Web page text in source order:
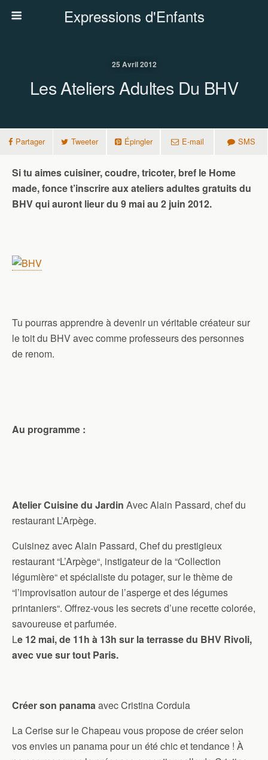
Expressions d'Enfants
25 Avril 2012
Les Ateliers Adultes Du BHV
Partager Tweeter Épingler E-mail SMS
Si tu aimes cuisiner, coudre, tricoter, bref le Home
made, fonce t’inscrire aux ateliers adultes gratuits du
BHV qui auront lieur du 9 mai au 2 juin 2012.
Tu pourras apprendre à devenir un véritable créateur sur
le toit du BHV avec comme professeurs des personnes
de renom.
Au programme :
Atelier Cuisine du Jardin Avec Alain Passard, chef du
restaurant L’Arpège.
Cuisinez avec Alain Passard, Chef du prestigieux
restaurant “L’Arpège“, instigateur de la “Collection
légumière“ et spécialiste du potager, sur le thème de
“l’improvisation autour de l’asperge et des légumes
printaniers“. Offrez-vous les secrets d’une recette colorée,
savoureuse et parfumée.
Le 12 mai, de 11h à 13h sur la terrasse du BHV Rivoli,
avec vue sur tout Paris.
Créer son panamaavec Cristina Cordula
La Cerise sur le Chapeau vous propose de créer selon
vos envies un panama pour un été chic et tendance ! À